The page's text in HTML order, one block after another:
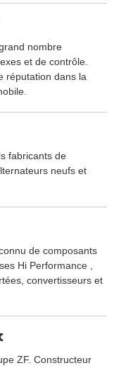
nombre
et de contrôle.
réputation dans la
fabricants de
neufs et
de composants
Hi Performance ,
convertisseurs et
ZF. Constructeur